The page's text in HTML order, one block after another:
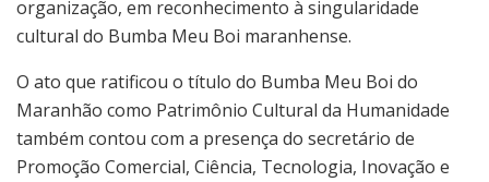
organização, em reconhecimento à singularidade
cultural do Bumba Meu Boi maranhense.
O ato que ratificou o título do Bumba Meu Boi do
Maranhão como Patrimônio Cultural da Humanidade
também contou com a presença do secretário de
Promoção Comercial, Ciência, Tecnologia, Inovação e